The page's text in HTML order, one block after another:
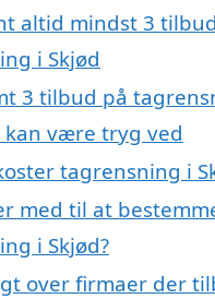
altid mindst 3
i Skjød
3 tilbud på
kan være tryg ved
tagrensning i
med til at
i Skjød?
over firmaer der